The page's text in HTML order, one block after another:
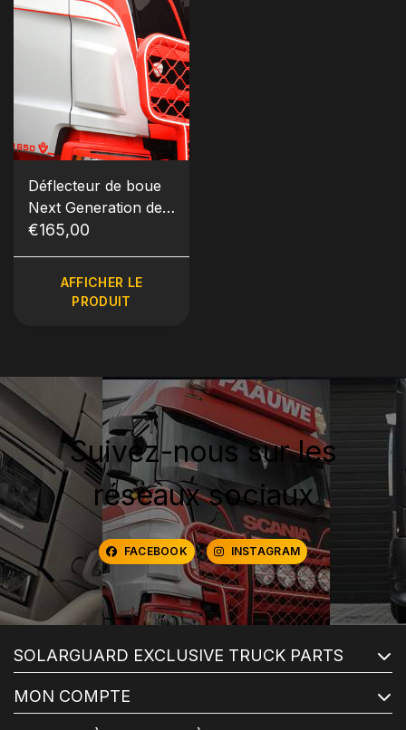
Déflecteur de boue
Next Generation de
Scania
€165,00
AFFICHER LE
PRODUIT
Suivez-nous sur les
réseaux sociaux
FACEBOOK INSTAGRAM
SOLARGUARD EXCLUSIVE TRUCK PARTS
MON COMPTE